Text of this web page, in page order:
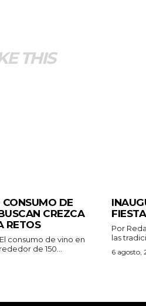
THIS
DE
CREZCA
RETOS
de 150...
Por Redacción Ensenada.-
las
6 agosto,